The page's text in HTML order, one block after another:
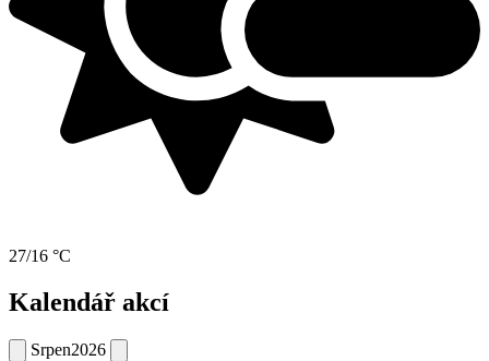
27/16 °C
Kalendář akcí
Srpen2026